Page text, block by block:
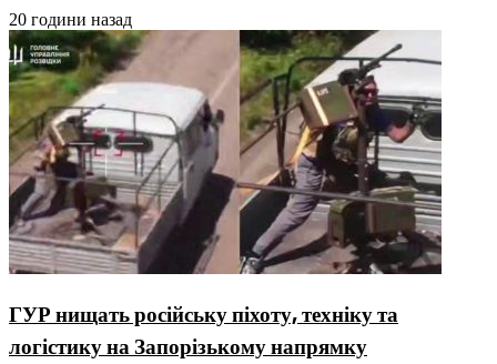
20 години назад
ГУР нищать російську піхоту, техніку та
логістику на Запорізькому напрямку